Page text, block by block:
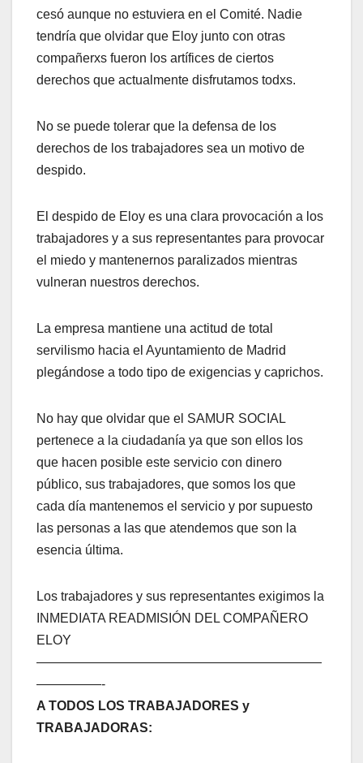
cesó aunque no estuviera en el Comité. Nadie
tendría que olvidar que Eloy junto con otras
compañerxs fueron los artífices de ciertos
derechos que actualmente disfrutamos todxs.
No se puede tolerar que la defensa de los
derechos de los trabajadores sea un motivo de
despido.
El despido de Eloy es una clara provocación a los
trabajadores y a sus representantes para provocar
el miedo y mantenernos paralizados mientras
vulneran nuestros derechos.
La empresa mantiene una actitud de total
servilismo hacia el Ayuntamiento de Madrid
plegándose a todo tipo de exigencias y caprichos.
No hay que olvidar que el SAMUR SOCIAL
pertenece a la ciudadanía ya que son ellos los
que hacen posible este servicio con dinero
público, sus trabajadores, que somos los que
cada día mantenemos el servicio y por supuesto
las personas a las que atendemos que son la
esencia última.
Los trabajadores y sus representantes exigimos la
INMEDIATA READMISIÓN DEL COMPAÑERO
ELOY
——————————————————————
—————-
A TODOS LOS TRABAJADORES y
TRABAJADORAS: